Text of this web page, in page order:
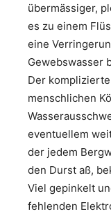
übermässiger,
es zu einem
eine
Gewebswasser
Der
menschlichen
eventuellem
der jedem
den Durst aß,
Viel gepinkelt
fehlenden